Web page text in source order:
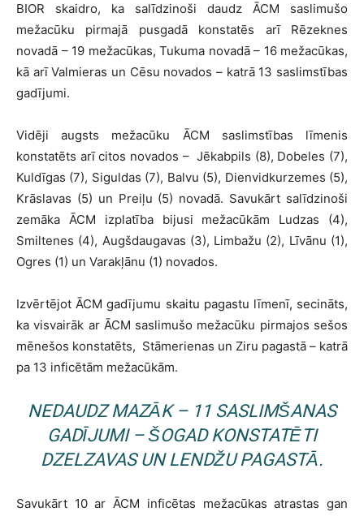
BIOR skaidro, ka salīdzinoši daudz ĀCM saslimušo
mežacūku pirmajā pusgadā konstatēs arī Rēzeknes
novadā – 19 mežacūkas, Tukuma novadā – 16 mežacūkas,
kā arī Valmieras un Cēsu novados – katrā 13 saslimstības
gadījumi.
Vidēji augsts mežacūku ĀCM saslimstības līmenis
konstatēts arī citos novados – Jēkabpils (8), Dobeles (7),
Kuldīgas (7), Siguldas (7), Balvu (5), Dienvidkurzemes (5),
Krāslavas (5) un Preiļu (5) novadā. Savukārt salīdzinoši
zemāka ĀCM izplatība bijusi mežacūkām Ludzas (4),
Smiltenes (4), Augšdaugavas (3), Limbažu (2), Līvānu (1),
Ogres (1) un Varakļānu (1) novados.
Izvērtējot ĀCM gadījumu skaitu pagastu līmenī, secināts,
ka visvairāk ar ĀCM saslimušo mežacūku pirmajos sešos
mēnešos konstatēts, Stāmerienas un Ziru pagastā – katrā
pa 13 inficētām mežacūkām.
NEDAUDZ MAZĀK – 11 SASLIMŠANAS
GADĪJUMI – ŠOGAD KONSTATĒTI
DZELZAVAS UN LENDŽU PAGASTĀ.
Savukārt 10 ar ĀCM inficētas mežacūkas atrastas gan